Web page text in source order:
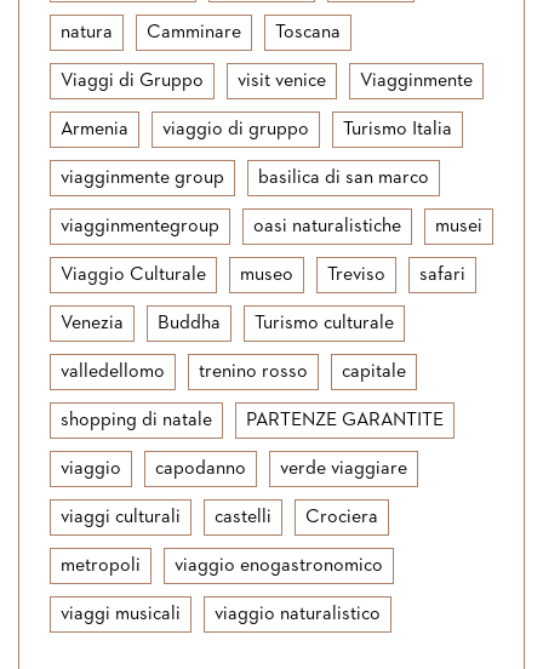
natura Camminare Toscana
Viaggi di Gruppo visit venice Viagginmente
Armenia viaggio di gruppo Turismo Italia
viagginmente group basilica di san marco
viagginmentegroup oasi naturalistiche musei
Viaggio Culturale museo Treviso safari
Venezia Buddha Turismo culturale
valledellomo trenino rosso capitale
shopping di natale PARTENZE GARANTITE
viaggio capodanno verde viaggiare
viaggi culturali castelli Crociera
metropoli viaggio enogastronomico
viaggi musicali viaggio naturalistico